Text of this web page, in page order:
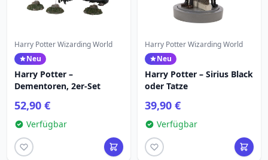
Harry Potter Wizarding World
Neu
Harry Potter –
Dementoren, 2er-Set
52,90 €
Verfügbar
Harry Potter Wizarding World
Neu
Harry Potter – Sirius Black
oder Tatze
39,90 €
Verfügbar